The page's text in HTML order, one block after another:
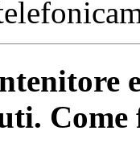
Come